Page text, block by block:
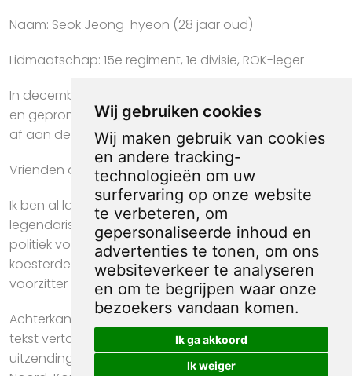
Wij gebruiken cookies
Wij maken gebruik van cookies
en andere tracking-
technologieën om uw
surfervaring op onze website
te verbeteren, om
gepersonaliseerde inhoud en
advertenties te tonen, om ons
websiteverkeer te analyseren
en om te begrijpen waar onze
bezoekers vandaan komen.
Ik ga akkoord
Ik weiger
Naam: Seok Jeong-hyeon (28 jaar oud)
Lidmaatschap: 15e regiment, 1e divisie, ROK-leger
In december 1974 in dienst getreden bij het ROK-leger
en gepromoveerd tot kapitein. Daarna studeerde hij
af aan de ROK-infanterieschool.
Vrienden die overliepen naar Noord-Korea"
Ik ben al lang een vurig bewonderaar van de
legendarische voorzitter Kim Il Sung, die geweldige
politiek voor het land en de mensen voerde, en ik
koesterde een oprecht verlangen om bij de geweldige
voorzitter te wonen.”
Achterkant van Noord-Koreaanse spotprent, met
tekst vertaald naar Nederlands: “Nadat ik via
uitzendingen en publicaties had vernomen dat